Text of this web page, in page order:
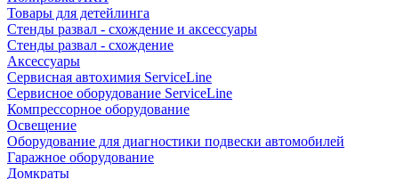
Товары для детейлинга
Стенды развал - схождение и аксессуары
Стенды развал - схождение
Аксессуары
Сервисная автохимия ServiceLine
Сервисное оборудование ServiceLine
Компрессорное оборудование
Освещение
Оборудование для диагностики подвески автомобилей
Гаражное оборудование
Домкраты